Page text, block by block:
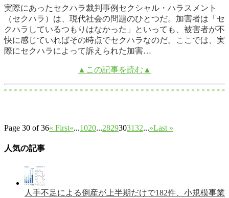
実際にあったセクハラ裁判事例セクシャル・ハラスメント
（セクハラ）は、現代社会の問題のひとつだ。加害者は「セ
クハラしているつもりはなかった」といっても、被害者が不
快に感じていればその時点でセクハラなのだ。ここでは、実
際にセクハラによって訴えられた加害…
▲この記事を読む▲
Page 30 of 36« First«...1020...2829303132...»Last »
人気の記事
人手不足による倒産が上半期だけで182件、小規模事業